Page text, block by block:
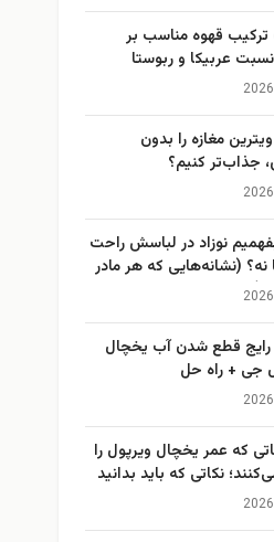
ترکیب قهوه مناسب بر
عربیکا و ربوستا
مغازه را بدون
جذاب‌تر کنیم؟
نوزاد در لباسش راحت
(نشانه‌هایی که هر مادر
رایج قطع شدن آب یخچال
جی + راه حل
که عمر یخچال ویرپول را
نکاتی که باید بدانید